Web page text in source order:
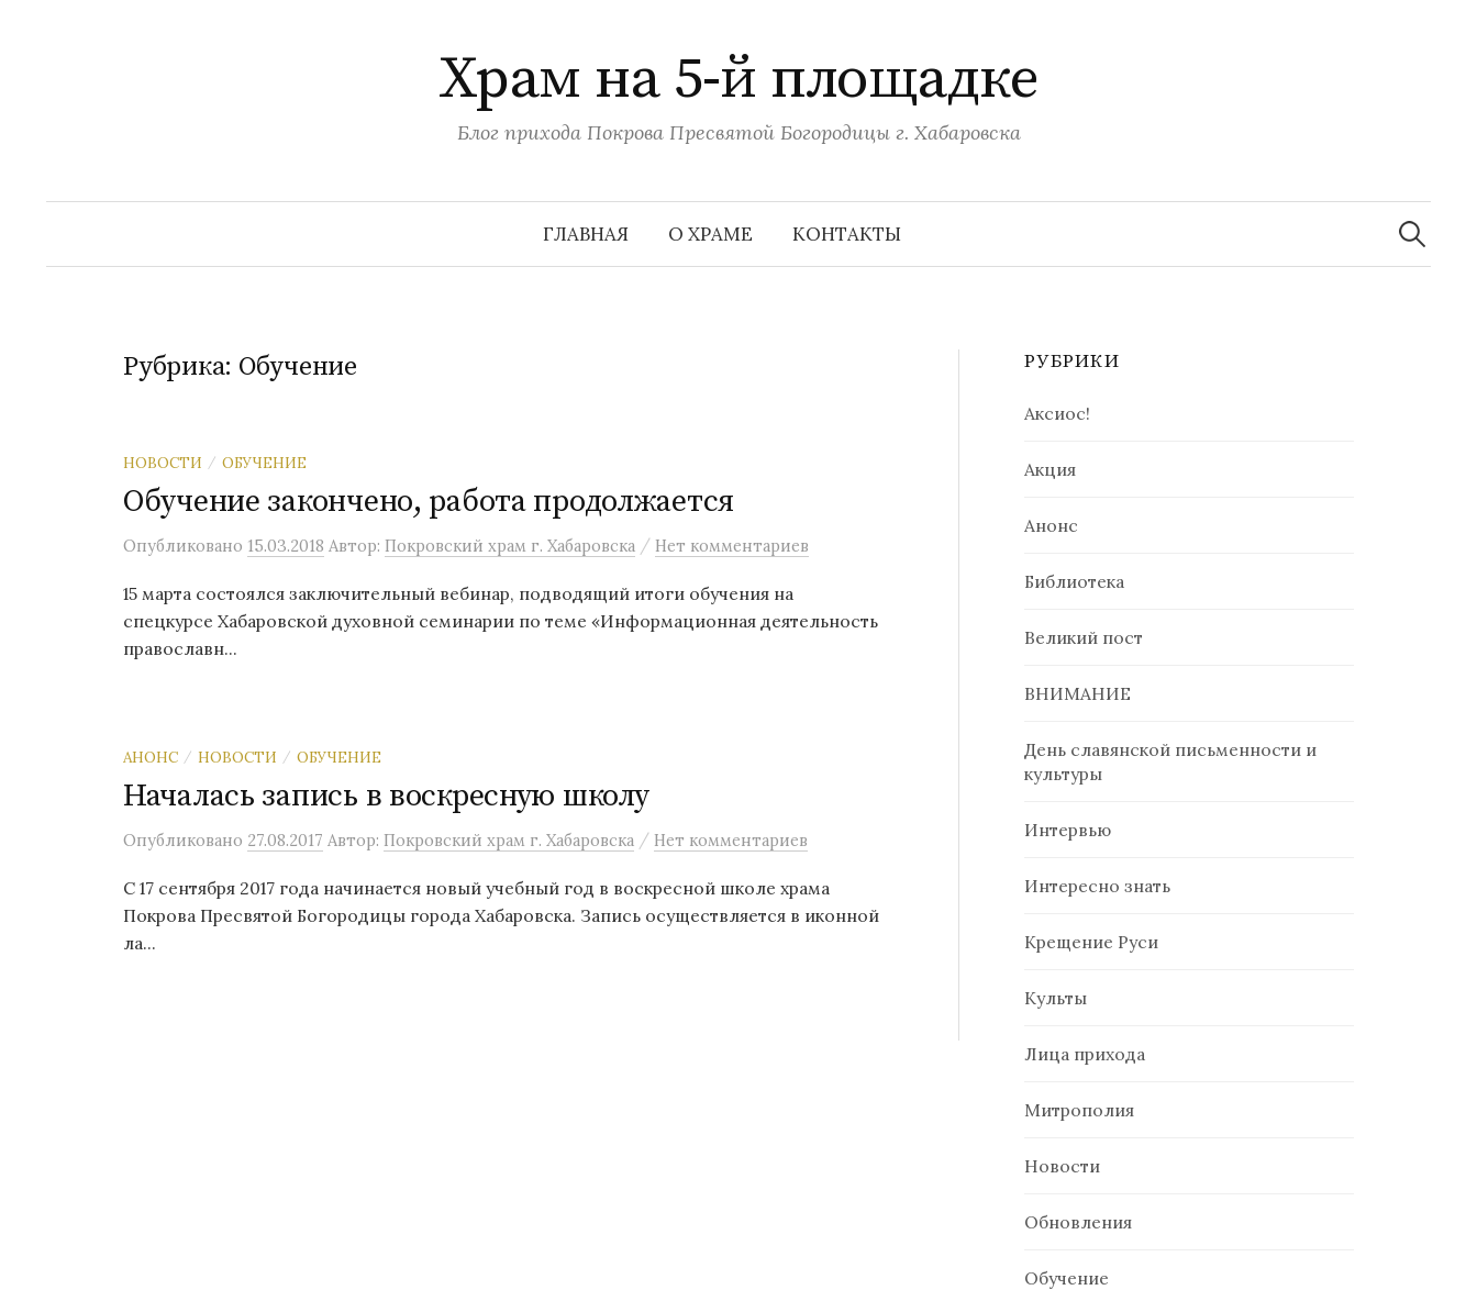
Храм на 5-й площадке
Блог прихода Покрова Пресвятой Богородицы г. Хабаровска
ГЛАВНАЯ О ХРАМЕ КОНТАКТЫ
Найти:
Рубрика: Обучение
НОВОСТИ / ОБУЧЕНИЕ
Обучение закончено, работа продолжается
Опубликовано 15.03.2018 Автор: Покровский храм г. Хабаровска / Нет комментариев
15 марта состоялся заключительный вебинар, подводящий итоги обучения на
спецкурсе Хабаровской духовной семинарии по теме «Информационная деятельность
православн...
АНОНС / НОВОСТИ / ОБУЧЕНИЕ
Началась запись в воскресную школу
Опубликовано 27.08.2017 Автор: Покровский храм г. Хабаровска / Нет комментариев
С 17 сентября 2017 года начинается новый учебный год в воскресной школе храма
Покрова Пресвятой Богородицы города Хабаровска. Запись осуществляется в иконной
ла...
РУБРИКИ
Аксиос!
Акция
Анонс
Библиотека
Великий пост
ВНИМАНИЕ
День славянской письменности и
культуры
Интервью
Интересно знать
Крещение Руси
Культы
Лица прихода
Митрополия
Новости
Обновления
Обучение